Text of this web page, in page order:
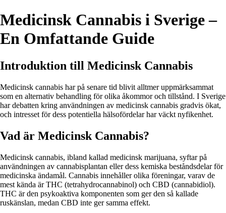
Medicinsk Cannabis i Sverige –
En Omfattande Guide
Introduktion till Medicinsk Cannabis
Medicinsk cannabis har på senare tid blivit alltmer uppmärksammat
som en alternativ behandling för olika åkommor och tillstånd. I Sverige
har debatten kring användningen av medicinsk cannabis gradvis ökat,
och intresset för dess potentiella hälsofördelar har väckt nyfikenhet.
Vad är Medicinsk Cannabis?
Medicinsk cannabis, ibland kallad medicinsk marijuana, syftar på
användningen av cannabisplantan eller dess kemiska beståndsdelar för
medicinska ändamål. Cannabis innehåller olika föreningar, varav de
mest kända är THC (tetrahydrocannabinol) och CBD (cannabidiol).
THC är den psykoaktiva komponenten som ger den så kallade
ruskänslan, medan CBD inte ger samma effekt.